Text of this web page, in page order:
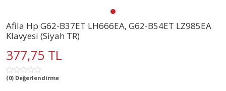
Afila Hp G62-B37ET LH666EA, G62-B54ET LZ985EA
Klavyesi (Siyah TR)
377,75 TL
(0) Değerlendirme